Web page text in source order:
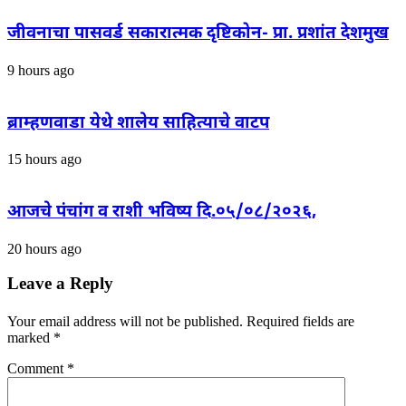
जीवनाचा पासवर्ड सकारात्मक दृष्टिकोन- प्रा. प्रशांत देशमुख
9 hours ago
ब्राम्हणवाडा येथे शालेय साहित्याचे वाटप
15 hours ago
आजचे पंचांग व राशी भविष्य दि.०५/०८/२०२६,
20 hours ago
Leave a Reply
Your email address will not be published. Required fields are
marked *
Comment *